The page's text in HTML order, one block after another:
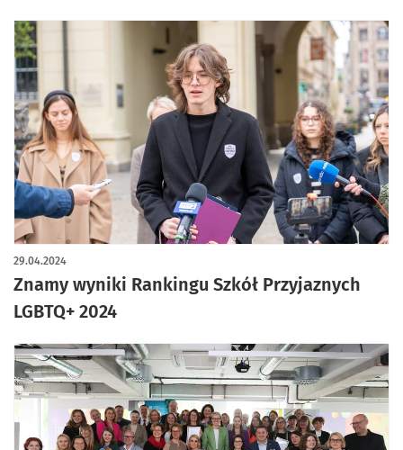
Znamy wyniki Rankingu Szkół Przyjaznych
LGBTQ+ 2024
29.04.2024